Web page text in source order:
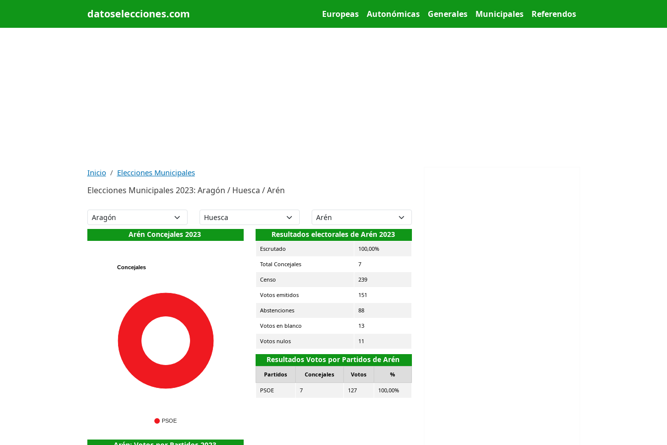
datoselecciones.com Main menu
Europeas Autonómicas Generales Municipales Referendos
Inicio Elecciones Municipales
Elecciones Municipales 2023: Aragón / Huesca / Arén
Arén Concejales 2023
Concejales
PSOE
Resultados electorales de Arén 2023
Escrutado 100,00%
Total Concejales 7
Censo 239
Votos emitidos 151
Abstenciones 88
Votos en blanco 13
Votos nulos 11
Resultados Votos por Partidos de Arén
Partidos Concejales Votos %
PSOE 7 127 100,00%